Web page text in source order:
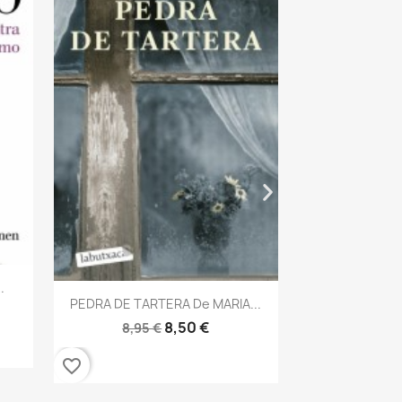
Vista rápida
PEDRA DE TARTERA De MARIA...
8,95 €8,50 €
favorite_border